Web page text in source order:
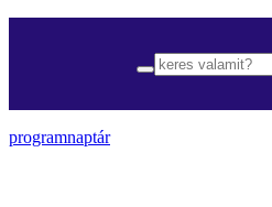
programnaptár